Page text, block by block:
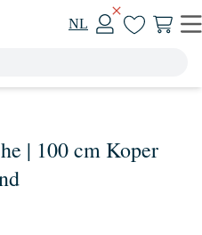
NL
| 100 cm Koper